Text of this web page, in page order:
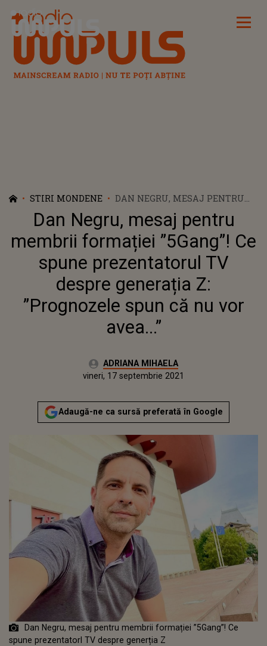
Radio Impuls
STIRI MONDENE
DAN NEGRU, MESAJ PENTRU
MEMBRII FORMAȚIEI ”5GANG”!
CE SPUNE PREZENTATORUL TV
DESPRE GENERAȚIA Z:
”PROGNOZELE SPUN CĂ NU VOR
AVEA...”
Dan Negru, mesaj pentru
membrii formației ”5Gang”! Ce
spune prezentatorul TV
despre generația Z:
”Prognozele spun că nu vor
avea...”
Autor:ADRIANA MIHAELA
joi, 16 septembrie 2021Actualizat:
vineri, 17 septembrie 2021
Adaugă-ne ca sursă preferată în Google
Dan Negru, mesaj pentru membrii formației ”5Gang”! Ce
spune prezentatorl TV despre generția Z